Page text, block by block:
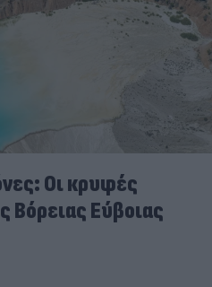
Οι κρυφές
Βόρειας Εύβοιας